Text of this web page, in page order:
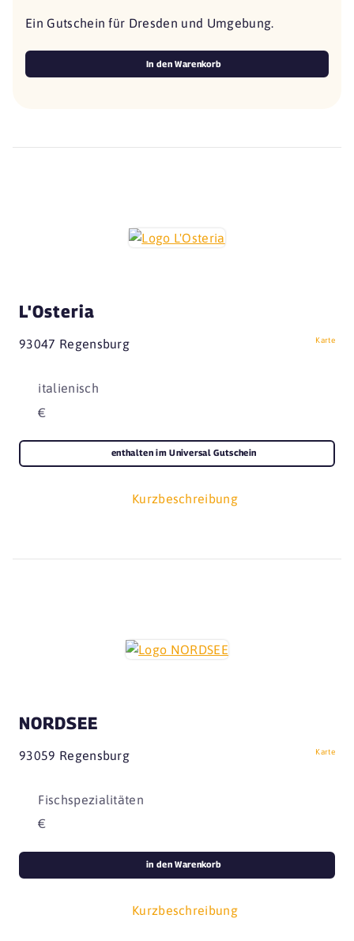
Ein Gutschein für Dresden und Umgebung.
In den Warenkorb
L'Osteria
93047 Regensburg Karte
italienisch
€
Kurzbeschreibung
enthalten im Universal Gutschein
NORDSEE
93059 Regensburg Karte
Fischspezialitäten
€
Kurzbeschreibung
in den Warenkorb